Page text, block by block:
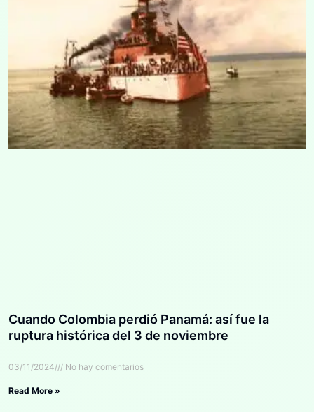
Cuando Colombia perdió Panamá: así fue la
ruptura histórica del 3 de noviembre
03/11/2024 No hay comentarios
Read More »